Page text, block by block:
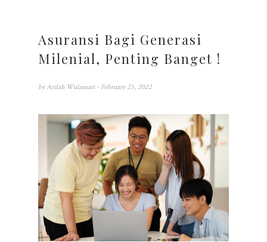
Asuransi Bagi Generasi
Milenial, Penting Banget !
by Arifah Wulansari - February 25, 2022